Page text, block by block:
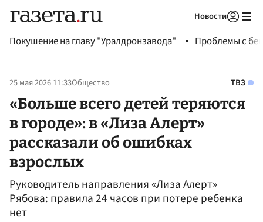
Новости
Покушение на главу "Уралдронзавода" Проблемы с
25 мая 2026 11:33Общество ТВЗ
«Больше всего детей теряются
в городе»: в «Лиза Алерт»
рассказали об ошибках
взрослых
Руководитель направления «Лиза Алерт»
Рябова: правила 24 часов при потере ребенка
нет